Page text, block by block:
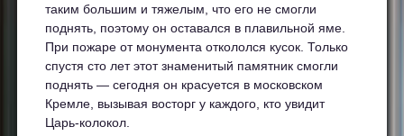
таким большим и тяжелым, что его не смогли
поднять, поэтому он оставался в плавильной яме.
При пожаре от монумента откололся кусок. Только
спустя сто лет этот знаменитый памятник смогли
поднять — сегодня он красуется в московском
Кремле, вызывая восторг у каждого, кто увидит
Царь-колокол.